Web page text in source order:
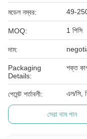
মডেল নম্বর: 49-
MOQ: 1 পিসি
দাম:
Packaging
Details:
শক্ত
পেমেন্ট শর্তাবলী: এল/সি,
সেরা দাম পান